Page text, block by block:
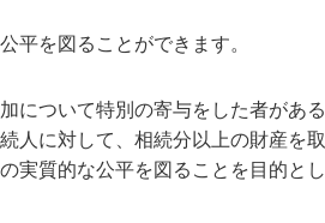
平を図ることができます。
について特別の寄与をした者がある
人に対して、相続分以上の財産を取
実質的な公平を図ることを目的とし